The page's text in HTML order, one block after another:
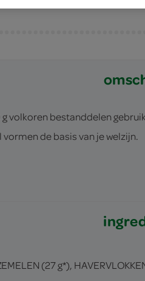
volkoren bestanddelen
de basis van je welzijn.
(27 g*),